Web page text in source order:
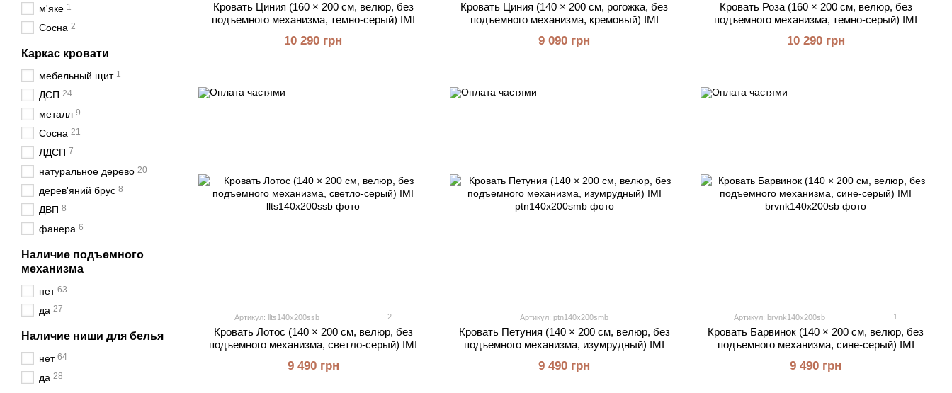
Кровать Циния (160 × 200 см, велюр, без
подъемного механизма, темно-серый) IMI
10 290 грн
Кровать Циния (140 × 200 см, рогожка, без
подъемного механизма, кремовый) IMI
9 090 грн
Кровать Роза (160 × 200 см, велюр, без
подъемного механизма, темно-серый) IMI
10 290 грн
Артикул: llts140x200ssb 2
Кровать Лотос (140 × 200 см, велюр, без
подъемного механизма, светло-серый) IMI
9 490 грн
Артикул: ptn140x200smb
Кровать Петуния (140 × 200 см, велюр, без
подъемного механизма, изумрудный) IMI
9 490 грн
Артикул: brvnk140x200sb 1
Кровать Барвинок (140 × 200 см, велюр, без
подъемного механизма, сине-серый) IMI
9 490 грн
м'яке 1
Сосна 2
Каркас кровати
мебельный щит 1
ДСП 24
металл 9
Сосна 21
ЛДСП 7
натуральное дерево 20
дерев'яний брус 8
ДВП 8
фанера 6
Наличие подъемного
механизма
нет 63
да 27
Наличие ниши для белья
нет 64
да 28